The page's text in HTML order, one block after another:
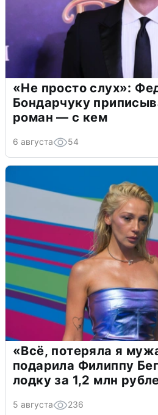
«Не просто слух»:
Бондарчуку
роман — с кем
6 августа 54
«Всё, потеряла я
подарила Филиппу
лодку за 1,2 млн
5 августа 236